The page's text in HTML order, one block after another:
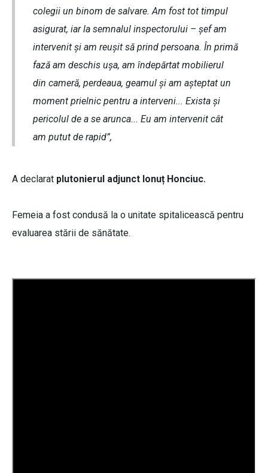
colegii un binom de salvare. Am fost tot timpul
asigurat, iar la semnalul inspectorului – șef am
intervenit și am reușit să prind persoana. În primă
fază am deschis ușa, am îndepărtat mobilierul
din cameră, perdeaua, geamul și am așteptat un
moment prielnic pentru a interveni... Exista și
pericolul de a se arunca... Eu am intervenit cât
am putut de rapid”,
A declarat plutonierul adjunct Ionuț Honciuc.
Femeia a fost condusă la o unitate spitalicească pentru
evaluarea stării de sănătate.